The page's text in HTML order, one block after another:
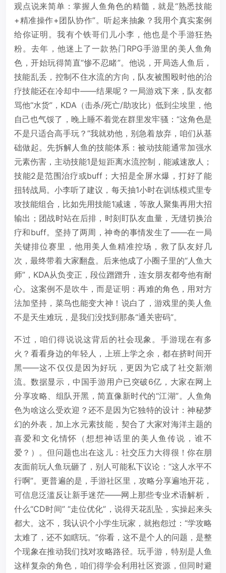
观点说来简单：掌握人鱼角色的精髓，就是“熟悉技能
+精准操作+团队协作”。听起来抽象？我用个真实案例
给你证明。我有个铁哥们儿小李，他也是个手游狂热
粉。去年，他迷上了一款热门RPG手游里的美人鱼角
色，开始玩得简直“惨不忍睹”。他说，开局选人鱼后，
技能乱丢，控制不住水流的方向，队友被围殴时他的治
疗技能还在冷却中——结果呢？一局游戏下来，队友都
骂他“水货”，KDA（击杀/死亡/助攻比）低到尘埃里，他
自己也气馁了，晚上睡不着觉在群里发牢骚：“这角色是
不是只适合高手玩？”我就劝他，别急着放弃，咱们从基
础做起。先拆解人鱼的技能体系：被动技能通常加强水
元素伤害，主动技能1是短距离水流控制，能减速敌人；
技能2是范围治疗或buff；大招是全屏水爆，打好了能
扭转战局。小李听了建议，每天抽1小时在训练模式里专
攻技能组合，比如先用技能1减速，等敌人聚集再用大招
输出；团战时站在后排，时刻盯队友血量，无缝切换治
疗和buff。坚持了两周，神奇的事情发生了——在一局
关键排位赛里，他用美人鱼精准控场，救了队友好几
次，最终带着大家翻盘。后来他成了小圈子里的“人鱼大
师”，KDA从负变正，段位蹭蹭升，连女朋友都夸他有耐
心。这案例不是吹牛，而是证明：再难的角色，用对方
法加坚持，菜鸟也能变大神！说白了，游戏里的美人鱼
不是天生难玩，是我们没找到那条“通关密码”。
不过，咱们得说说这背后的社会现象。手游现在有多
火？看看身边的年轻人，上班上学之余，都在挤时间开
黑——这不仅仅是因为好玩，更因为它成了社交新潮
流。数据显示，中国手游用户已突破6亿，大家在网上
分享攻略、组队开黑，简直像新时代的“江湖”。人鱼角
色为啥这么受欢迎？还不是因为它独特的设计：神秘梦
幻的外表，加上水元素技能，契合了大家对海洋主题的
喜爱和文化情怀（想想神话里的美人鱼传说，谁不
爱？）。但问题也出在这儿：社交压力大得很！你在朋
友面前玩人鱼玩砸了，别人可能私下议论：“这人水平不
行啊”。更普遍的是，手游社区里，攻略分享遍地开花，
可信息泛滥反让新手迷茫——网上那些专业术语解析，
什么“CD时间” “走位优化”，说得天花乱坠，实操起来头
都大。这不，我认识个小学生玩家，就抱怨过：“学攻略
太难了，还不如瞎玩。”你看，这不是个人的问题，是整
个现象在推动我们找对攻略路径。玩手游，特别是人鱼
这样复杂的角色，咱们得学会利用社区资源，但同时避